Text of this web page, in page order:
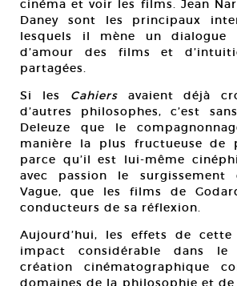
cinéma et voir les films. Jean
Daney sont les principaux
lesquels il mène un dialogue
d’amour des films et
partagées.
Si les Cahiersavaient déjà
d’autres philosophes, c’est
Deleuze que le
manière la plus fructueuse de
parce qu’il est lui-même
avec passion le surgissement
Vague, que les films de
conducteurs de sa réflexion.
Aujourd’hui, les effets de
impact considérable dans
création cinématographique
domaines de la philosophie et de